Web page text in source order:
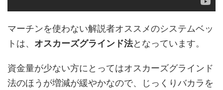
マーチンを使わない解説者オススメのシステムベッ
トは、 オスカーズグラインド法となっています。
資金量が少ない方にとってはオスカーズグラインド
法のほうが増減が緩やかなので、じっくりバカラを